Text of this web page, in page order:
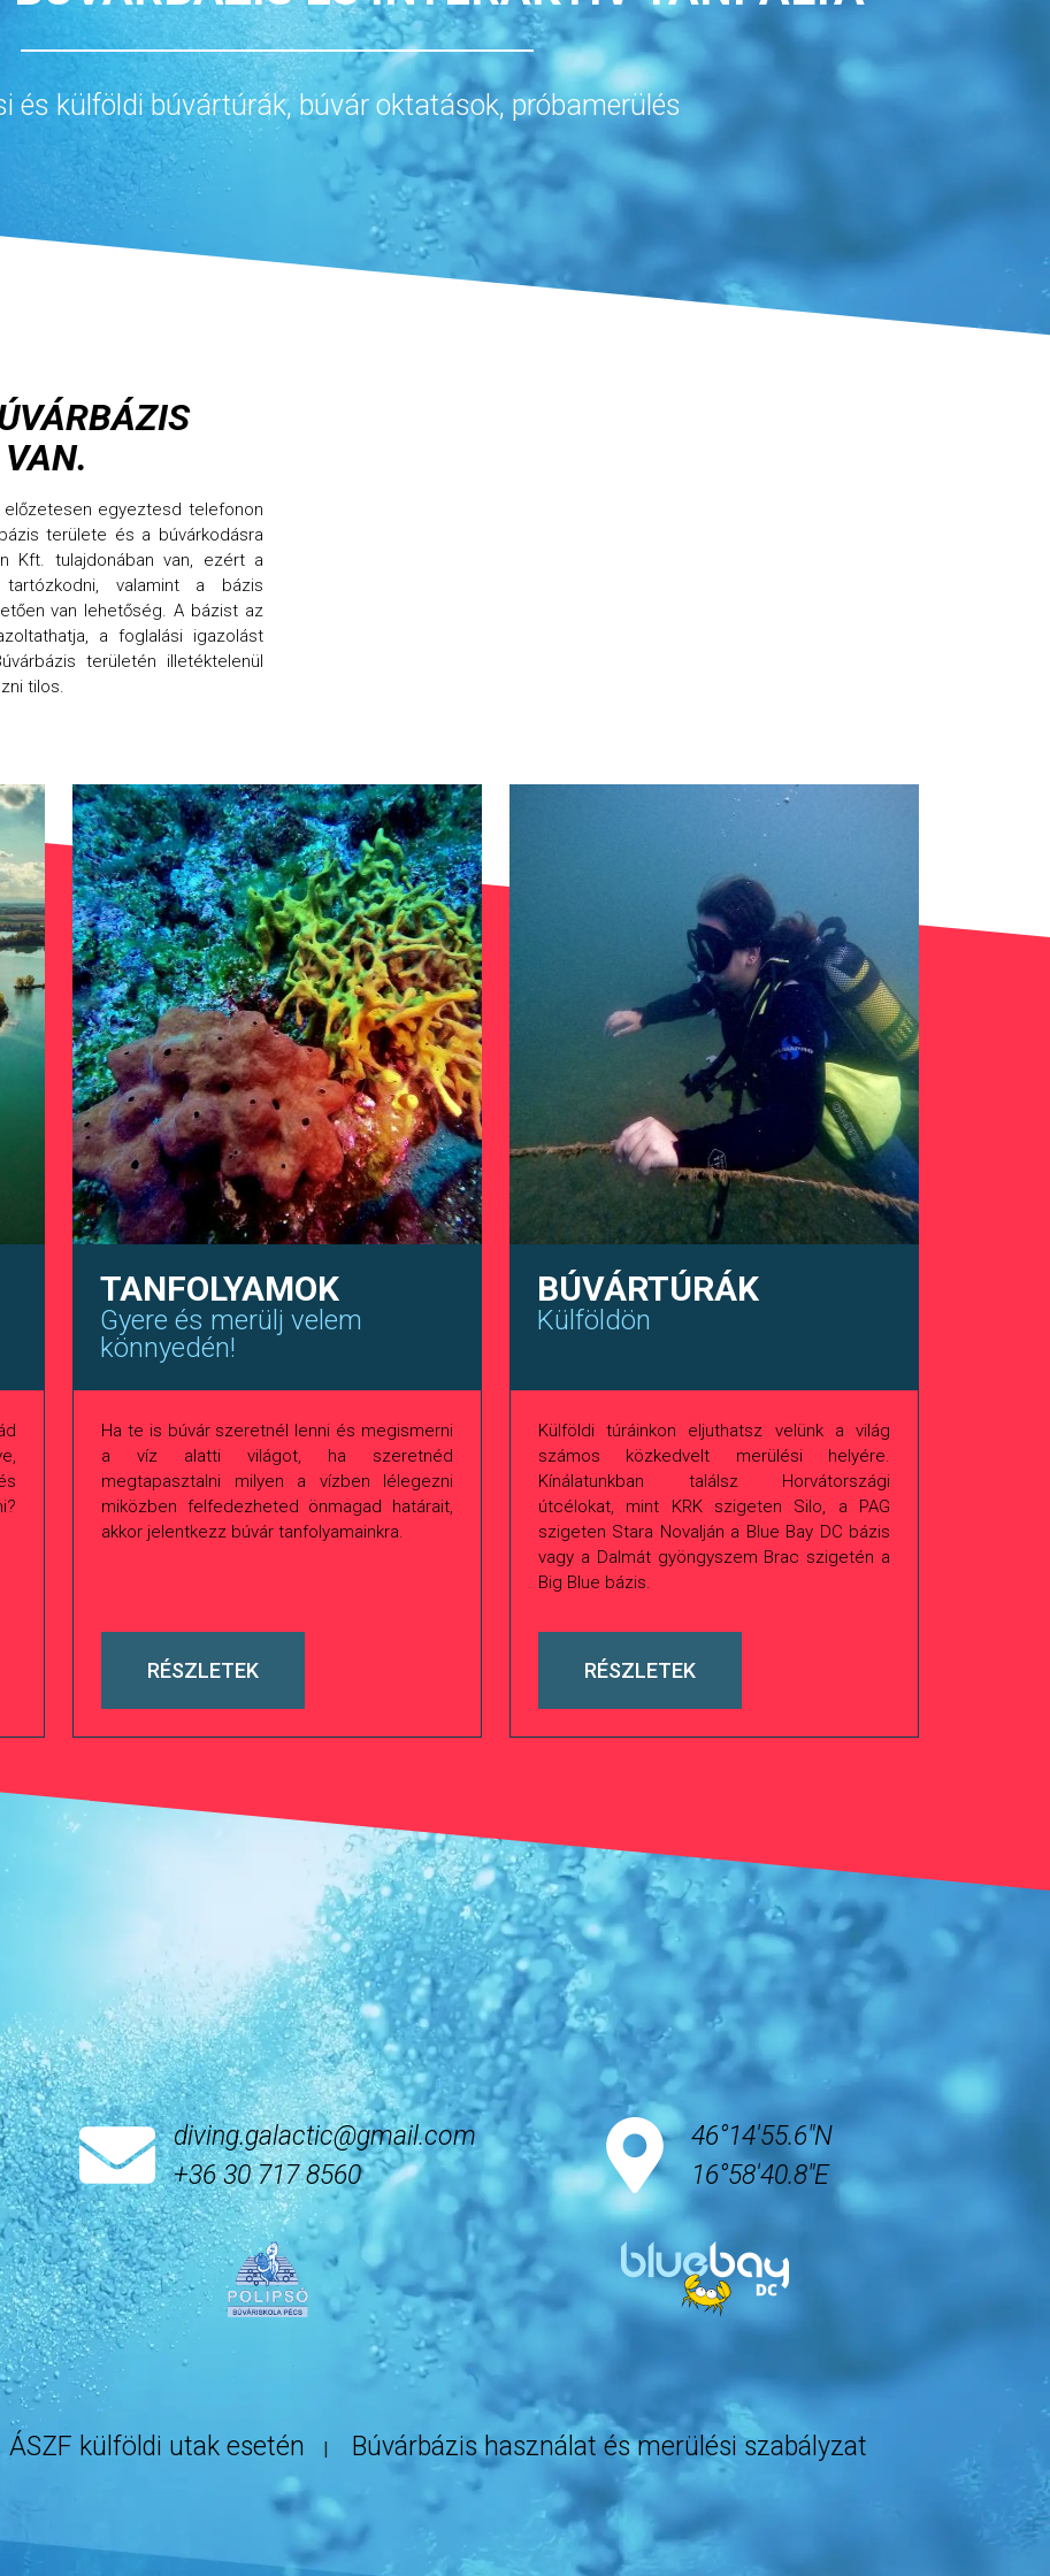
és külföldi búvártúrák, búvár oktatások, próbamerülés
egyeztesd telefonon
területe és a búvárkodásra
Kft. tulajdonában van, ezért a
valamint a bázis
van lehetőség. A bázist az
a foglalási igazolást
területén illetéktelenül
tilos.
TANFOLYAMOK
Gyere és merülj velem
könnyedén!
Ha te is búvár szeretnél lenni és megismerni
a víz alatti világot, ha szeretnéd
megtapasztalni milyen a vízben lélegezni
miközben felfedezheted önmagad határait,
akkor jelentkezz búvár tanfolyamainkra.
RÉSZLETEK
BÚVÁRTÚRÁK
Külföldön
Külföldi túráinkon eljuthatsz velünk a világ
számos közkedvelt merülési helyére.
Kínálatunkban találsz Horvátországi
útcélokat, mint KRK szigeten Silo, a PAG
szigeten Stara Novalján a Blue Bay DC bázis
vagy a Dalmát gyöngyszem Brac szigetén a
Big Blue bázis.
RÉSZLETEK
diving.galactic@gmail.com
+36 30 717 8560
46°14'55.6"N
16°58'40.8"E
ÁSZF külföldi utak esetén Búvárbázis használat és merülési szabályzat